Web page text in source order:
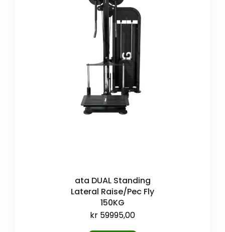
ata DUAL Standing
Lateral Raise/Pec Fly
150KG
kr 59995,00